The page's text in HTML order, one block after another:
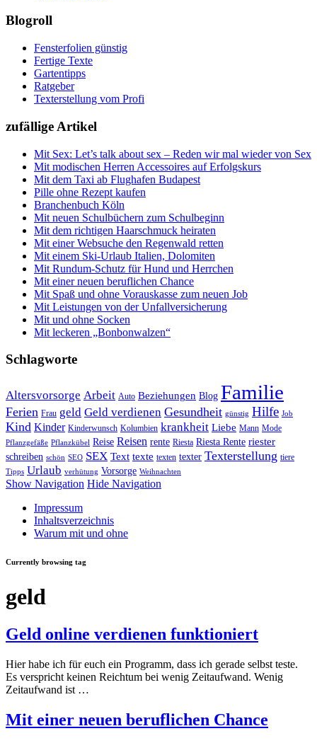
Blogroll
Fensterfolien günstig
Fertige Texte
Gartentipps
Ratgeber
Texterstellung vom Profi
zufällige Artikel
Mit Sex: Let’s talk about sex – Reden wir mal wieder von Sex
Mit modischen Herren Accessoires auf Erfolgskurs
Mit dem Taxi ab Flughafen Budapest
Pille ohne Rezept kaufen
Branchenbuch Köln
Mit neuen Schulbüchern zum Schulbeginn
Mit dem richtigen Haarschmuck heiraten
Mit einer Websuche den Regenwald retten
Mit einem Ski-Urlaub Italien, Dolomiten
Mit Rundum-Schutz für Hund und Herrchen
Mit einer neuen beruflichen Chance
Mit Spaß und ohne Vorauskasse zum neuen Job
Mit Leistungen von der Unfallversicherung
Mit und ohne Socken
Mit leckeren „Bonbonwalzen“
Schlagworte
Altersvorsorge Arbeit Auto Beziehungen Blog Familie
Ferien Frau geld Geld verdienen Gesundheit günstig Hilfe Job
Kind Kinder Kinderwunsch Kolumbien krankheit Liebe Mann Mode
Pflanzgefäße Pflanzkübel Reise Reisen rente Riesta Riesta Rente riester
schreiben schön SEO SEX Text texte texten texter Texterstellung tiere
Tipps Urlaub verhütung Vorsorge Weihnachten
Show Navigation Hide Navigation
Impressum
Inhaltsverzeichnis
Warum mit und ohne
Currently browsing tag
geld
Geld online verdienen funktioniert
Hier habe ich für euch ein Programm, dass ich gerade selbst teste.
Es verspricht keinen Reichtum bei wenig Zeitaufwand. Wenig
Zeitaufwand ist …
Mit einer neuen beruflichen Chance